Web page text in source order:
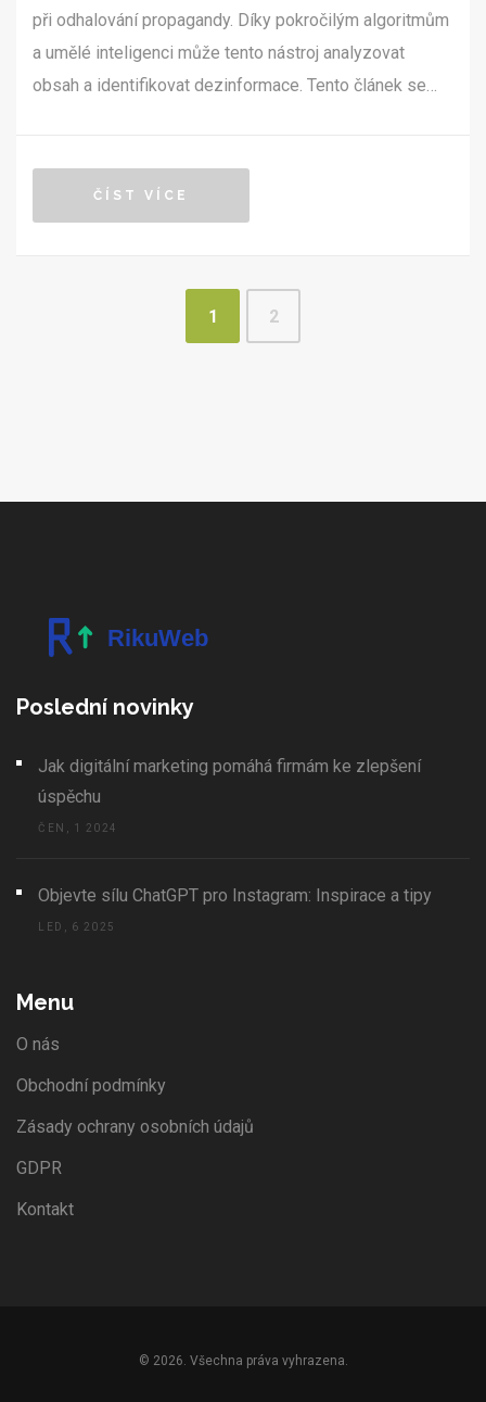
při odhalování propagandy. Díky pokročilým algoritmům
a umělé inteligenci může tento nástroj analyzovat
obsah a identifikovat dezinformace. Tento článek se
uživatele.
ČÍST VÍCE
1 2
Poslední novinky
Jak digitální marketing pomáhá firmám ke zlepšení
úspěchu
ČEN, 1 2024
Objevte sílu ChatGPT pro Instagram: Inspirace a tipy
LED, 6 2025
Menu
O nás
Obchodní podmínky
Zásady ochrany osobních údajů
GDPR
Kontakt
© 2026. Všechna práva vyhrazena.